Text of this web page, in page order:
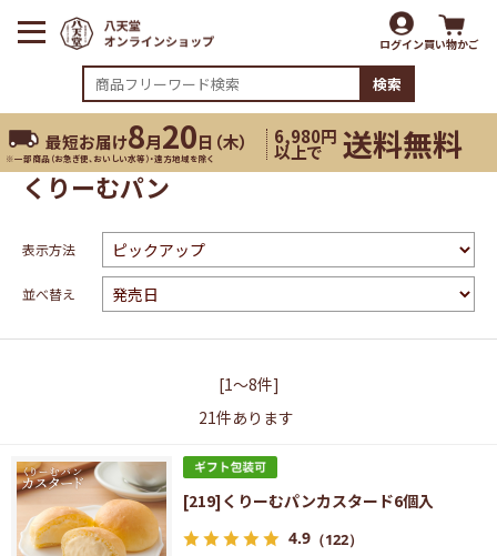
ログイン買い物かご
検索
最短お届け8月20日（木）
※一部商品（お急ぎ便、おいしい水等）・遠方地域を除く
6,980円
以上で 送料無料
くりーむパン
表示方法
並べ替え
[1～8件]
21件あります
[219]くりーむパンカスタード6個入
4.9 （122）